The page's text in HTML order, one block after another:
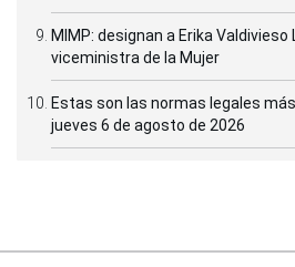
MIMP: designan a Erika
viceministra de la Mujer
Estas son las normas legales
jueves 6 de agosto de 2026